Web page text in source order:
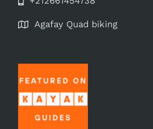
Agafay Quad biking